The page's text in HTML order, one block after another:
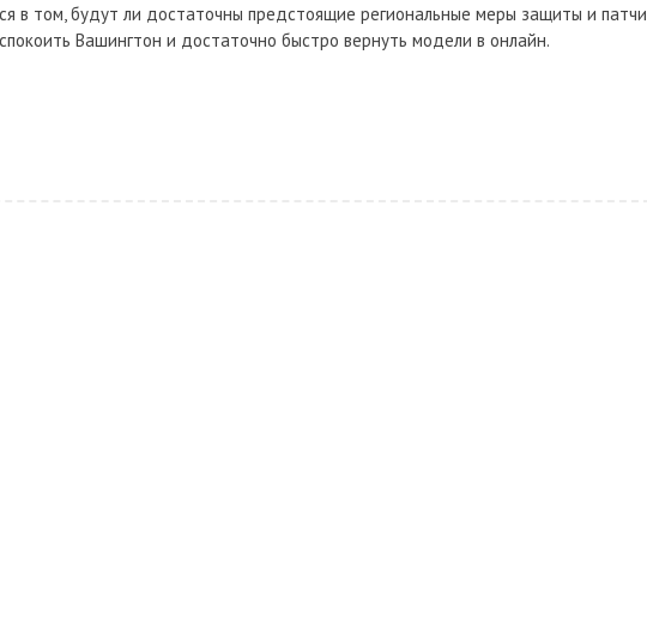
в том, будут ли достаточны предстоящие региональные меры защиты и патчи
Вашингтон и достаточно быстро вернуть модели в онлайн.